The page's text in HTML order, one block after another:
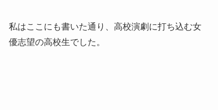
私はここにも書いた通り、高校演劇に打ち込む女
優志望の高校生でした。